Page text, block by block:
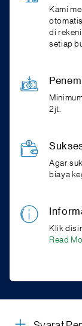
Kami
di
setiap
2jt.
Agar
biaya
Klik
Read